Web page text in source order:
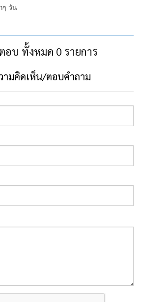
ๆ วัน
บ ทั้งหมด 0 รายการ
ามคิดเห็น/ตอบคำถาม